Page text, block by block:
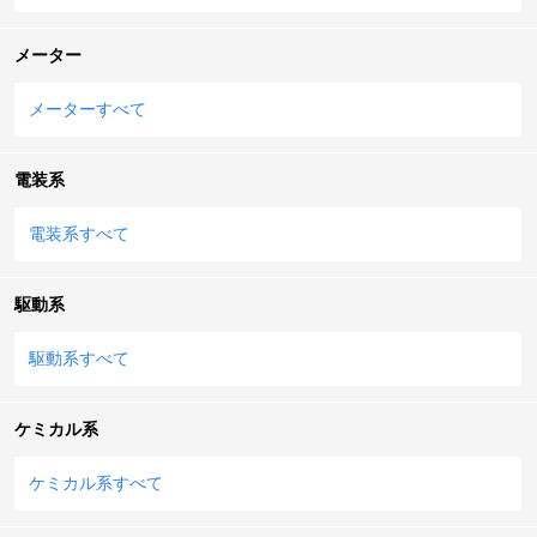
メーター
メーターすべて
電装系
電装系すべて
駆動系
駆動系すべて
ケミカル系
ケミカル系すべて